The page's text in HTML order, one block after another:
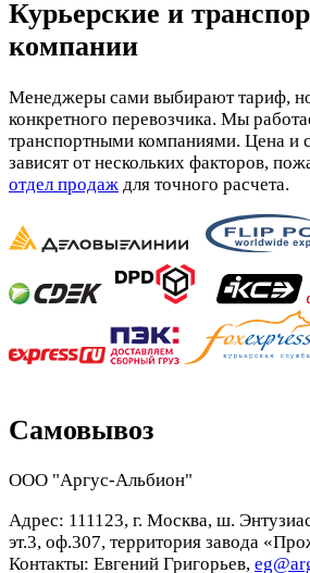
Курьерские и
компании
Менеджеры сами выбирают тариф,
конкретного перевозчика. Мы
транспортными компаниями. Цена и
зависят от нескольких факторов,
отдел продаж для точного расчета.
Самовывоз
ООО "Аргус-Альбион"
Адрес: 111123, г. Москва, ш.
эт.3, оф.307, территория завода
Контакты: Евгений Григорьев,